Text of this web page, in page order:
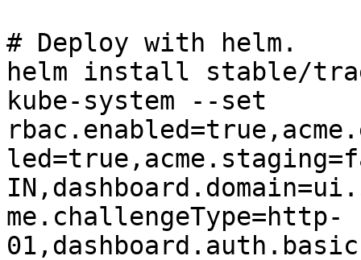
# Deploy with helm.
helm install stable/
kube-system --set
me.challengeType=http-